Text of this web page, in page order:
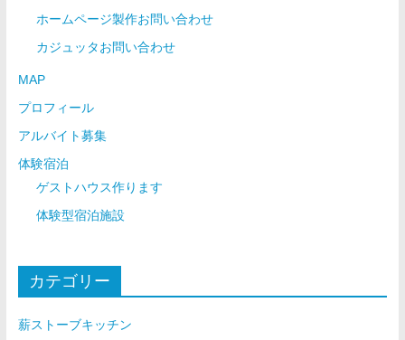
ホームページ製作お問い合わせ
カジュッタお問い合わせ
MAP
プロフィール
アルバイト募集
体験宿泊
ゲストハウス作ります
体験型宿泊施設
カテゴリー
薪ストーブキッチン